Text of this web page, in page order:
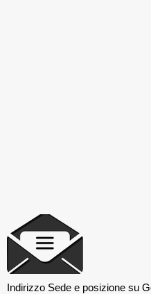
Indirizzo Sede e posizione su